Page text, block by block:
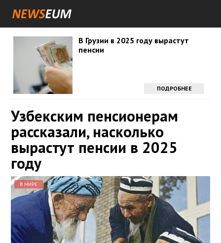
В Грузии в 2025 году вырастут
пенсии
ПОДРОБНЕЕ
Узбекским пенсионерам
рассказали, насколько
вырастут пенсии в 2025
году
В МИРЕ